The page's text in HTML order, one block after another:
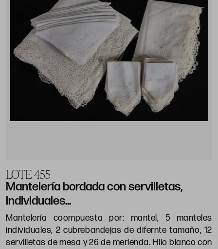
LOTE 455
Mantelería bordada con servilletas,
individuales...
Mantelería coompuesta por: mantel, 5 manteles
individuales, 2 cubrebandejas de difernte tamaño, 12
servilletas de mesa y 26 de merienda. Hilo blanco con